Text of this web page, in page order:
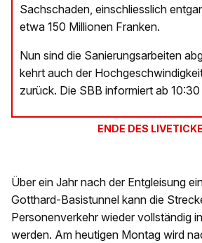
Sachschaden, einschliesslich
etwa 150 Millionen Franken.
Nun sind die Sanierungsarbeiten
kehrt auch der
zurück. Die SBB informiert ab 10:30
ENDE DES
Über ein Jahr nach der Entgleisung
Gotthard-Basistunnel kann die
Personenverkehr wieder vollständig
werden. Am heutigen Montag wird